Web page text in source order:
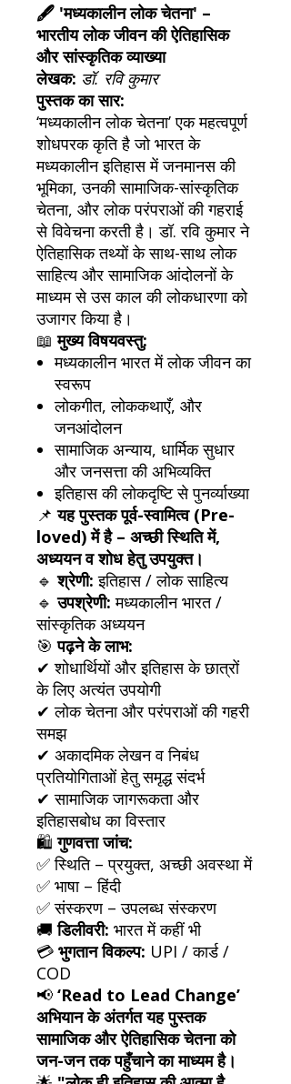
🖋️ 'मध्यकालीन लोक चेतना' –
भारतीय लोक जीवन की ऐतिहासिक
और सांस्कृतिक व्याख्या
लेखक: डॉ. रवि कुमार
पुस्तक का सार:
‘मध्यकालीन लोक चेतना’ एक महत्वपूर्ण
शोधपरक कृति है जो भारत के
मध्यकालीन इतिहास में जनमानस की
भूमिका, उनकी सामाजिक-सांस्कृतिक
चेतना, और लोक परंपराओं की गहराई
से विवेचना करती है। डॉ. रवि कुमार ने
ऐतिहासिक तथ्यों के साथ-साथ लोक
साहित्य और सामाजिक आंदोलनों के
माध्यम से उस काल की लोकधारणा को
उजागर किया है।
📖मुख्य विषयवस्तु:
मध्यकालीन भारत में लोक जीवन का
स्वरूप
लोकगीत, लोककथाएँ, और
जनआंदोलन
सामाजिक अन्याय, धार्मिक सुधार
और जनसत्ता की अभिव्यक्ति
इतिहास की लोकदृष्टि से पुनर्व्याख्या
📌यह पुस्तक पूर्व-स्वामित्व (Pre-
loved) में है – अच्छी स्थिति में,
अध्ययन व शोध हेतु उपयुक्त।
🔹श्रेणी: इतिहास / लोक साहित्य
🔹उपश्रेणी: मध्यकालीन भारत /
सांस्कृतिक अध्ययन
🎯पढ़ने के लाभ:
✔ शोधार्थियों और इतिहास के छात्रों
के लिए अत्यंत उपयोगी
✔ लोक चेतना और परंपराओं की गहरी
समझ
✔ अकादमिक लेखन व निबंध
प्रतियोगिताओं हेतु समृद्ध संदर्भ
✔ सामाजिक जागरूकता और
इतिहासबोध का विस्तार
🛍️गुणवत्ता जांच:
✅ स्थिति – प्रयुक्त, अच्छी अवस्था में
✅ भाषा – हिंदी
✅ संस्करण – उपलब्ध संस्करण
🚚डिलीवरी: भारत में कहीं भी
💳 भुगतान विकल्प: UPI / कार्ड /
COD
📢 ‘Read to Lead Change’
अभियान के अंतर्गत यह पुस्तक
सामाजिक और ऐतिहासिक चेतना को
जन-जन तक पहुँचाने का माध्यम है।